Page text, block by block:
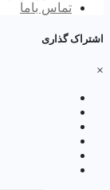
تماس باما
اشتراک گذاری
×